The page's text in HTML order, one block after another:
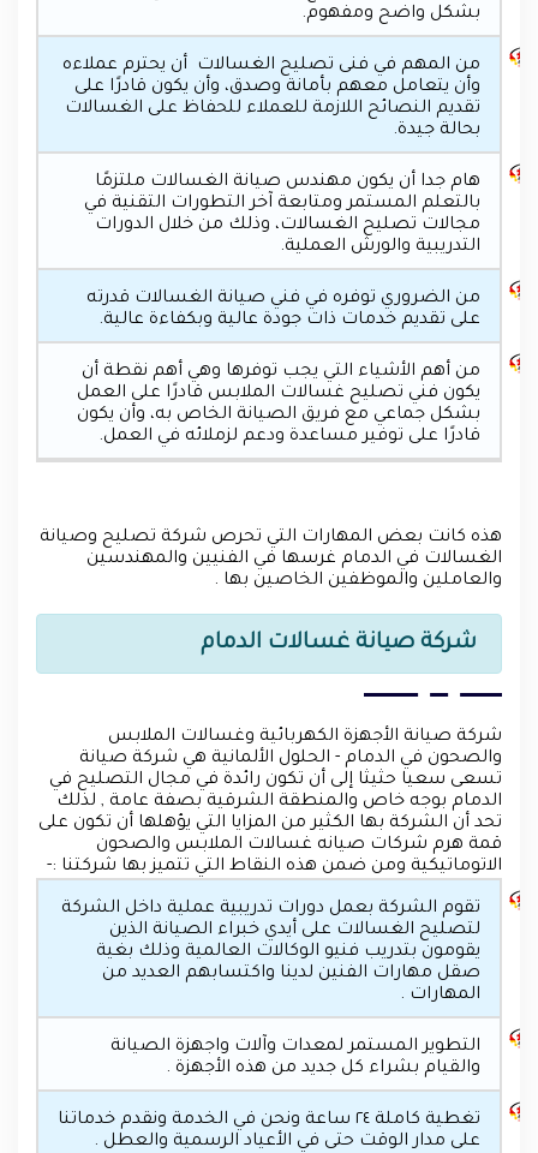
بشكل واضح ومفهوم.
من المهم في فنى تصليح الغسالات أن يحترم عملاءه
وأن يتعامل معهم بأمانة وصدق، وأن يكون قادرًا على
تقديم النصائح اللازمة للعملاء للحفاظ على الغسالات
بحالة جيدة.
هام جدا أن يكون مهندس صيانة الغسالات ملتزمًا
بالتعلم المستمر ومتابعة آخر التطورات التقنية في
مجالات تصليح الغسالات، وذلك من خلال الدورات
التدريبية والورش العملية.
من الضروري توفره في فني صيانة الغسالات قدرته
على تقديم خدمات ذات جودة عالية وبكفاءة عالية.
من أهم الأشياء التي يجب توفرها وهي أهم نقطة أن
يكون فني تصليح غسالات الملابس قادرًا على العمل
بشكل جماعي مع فريق الصيانة الخاص به، وأن يكون
قادرًا على توفير مساعدة ودعم لزملائه في العمل.
هذه كانت بعض المهارات التي تحرص شركة تصليح وصيانة
الغسالات في الدمام غرسها في الفنيين والمهندسين
والعاملين والموظفين الخاصين بها .
شركة صيانة غسالات الدمام
شركة صيانة الأجهزة الكهربائية وغسالات الملابس
والصحون في الدمام - الحلول الألمانية هي شركة صيانة
تسعى سعيا حثيثا إلى أن تكون رائدة في مجال التصليح في
الدمام بوجه خاص والمنطقة الشرقية بصفة عامة , لذلك
تحد أن الشركة بها الكثير من المزايا التي يؤهلها أن تكون على
قمة هرم شركات صيانه غسالات الملابس والصحون
الاتوماتيكية ومن ضمن هذه النقاط التي تتميز بها شركتنا :-
تقوم الشركة بعمل دورات تدريبية عملية داخل الشركة
لتصليح الغسالات على أيدي خبراء الصيانة الذين
يقومون بتدريب فنيو الوكالات العالمية وذلك بغية
صقل مهارات الفنين لدينا واكتسابهم العديد من
المهارات .
التطوير المستمر لمعدات وآلات واجهزة الصيانة
والقيام بشراء كل جديد من هذه الأجهزة .
تغطية كاملة ٢٤ ساعة ونحن في الخدمة ونقدم خدماتنا
على مدار الوقت حتى في الأعياد الرسمية والعطل .